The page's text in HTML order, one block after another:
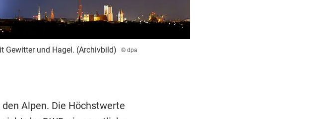
Gewitter und Hagel. (Archivbild) © dpa
Alpen. Die Höchstwerte